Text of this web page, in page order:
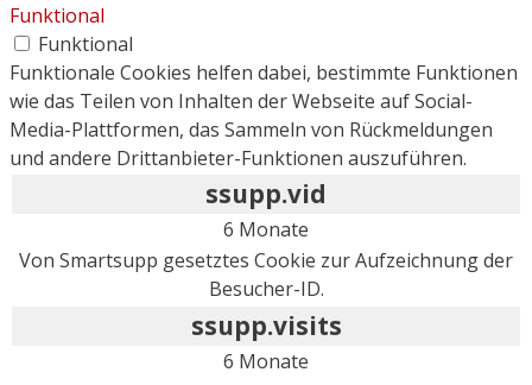
Funktional
Funktional
Funktionale Cookies helfen dabei, bestimmte Funktionen
wie das Teilen von Inhalten der Webseite auf Social-
Media-Plattformen, das Sammeln von Rückmeldungen
und andere Drittanbieter-Funktionen auszuführen.
ssupp.vid
6 Monate
Von Smartsupp gesetztes Cookie zur Aufzeichnung der
Besucher-ID.
ssupp.visits
6 Monate